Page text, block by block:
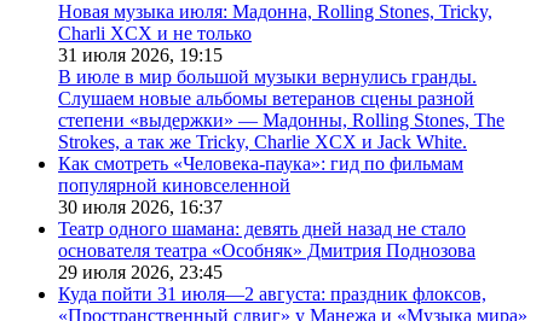
Новая музыка июля: Мадонна, Rolling Stones, Tricky,
Charli XCX и не только
31 июля 2026, 19:15
В июле в мир большой музыки вернулись гранды.
Слушаем новые альбомы ветеранов сцены разной
степени «выдержки» — Мадонны, Rolling Stones, The
Strokes, а так же Tricky, Charlie XCX и Jack White.
Как смотреть «Человека-паука»: гид по фильмам
популярной киновселенной
30 июля 2026, 16:37
Театр одного шамана: девять дней назад не стало
основателя театра «Особняк» Дмитрия Поднозова
29 июля 2026, 23:45
Куда пойти 31 июля—2 августа: праздник флоксов,
«Пространственный сдвиг» у Манежа и «Музыка мира»